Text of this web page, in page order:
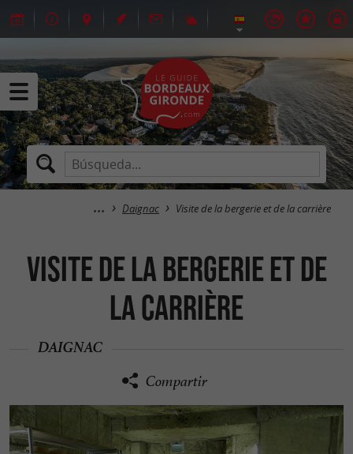
Daignac Visite de la bergerie et de la carrière
Visite de la bergerie et de
la carrière
DAIGNAC
Compartir